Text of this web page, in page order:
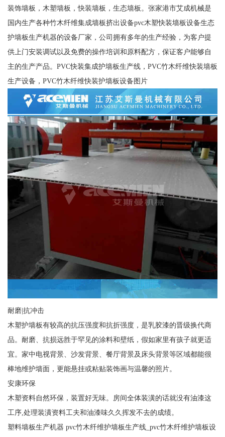
装饰墙板，木塑墙板，快装墙板，生态墙板。张家港市艾成机械是
国内生产各种竹木纤维集成墙板挤出设备pvc木塑快装墙板设备生态
护墙板生产机器的设备厂家，公司拥有多年的生产经验，为客户提
供上门安装调试以及免费的操作培训和原料配方，保证客户能够自
主的生产产品。PVC快装集成护墙板生产线，PVC竹木纤维快装墙板
生产设备，PVC竹木纤维快装护墙板设备图片
耐磨|抗冲击
木塑护墙板有较高的抗压强度和抗折强度，是乳胶漆的晋级换代商
品。耐磨、抗损远胜于罕见的涂料和壁纸，假如家里有孩子就更适
宜。家中电视背景、沙发背景、餐厅背景及床头背景等区域都能很
棒地维护墙面，更能悬挂或粘贴装饰画与温馨的照片。
安康环保
木塑资料自然环保，装置好无味。房间全体装潢的话就没有油漆这
工序,处理装潢资料工夫和油漆味久久挥发不去的成绩。
塑料墙板生产机器 pvc竹木纤维护墙板生产线_pvc竹木纤维护墙板设